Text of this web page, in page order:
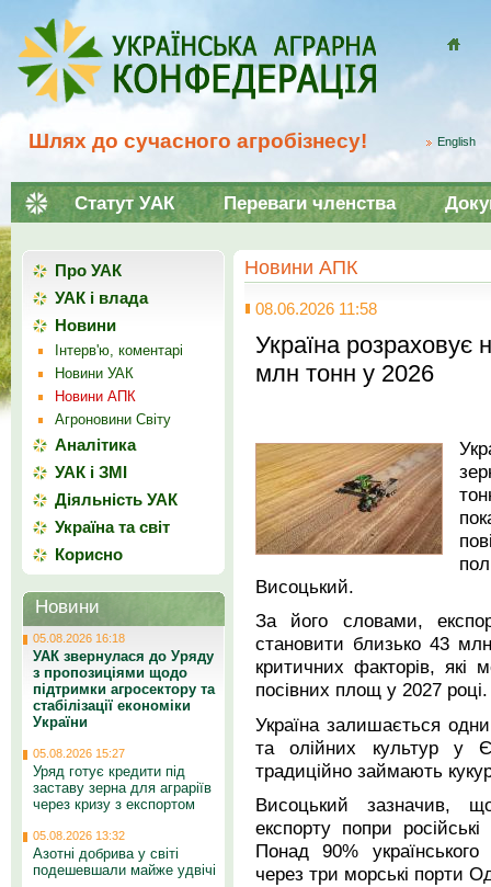
Шлях до сучасного агробізнесу! English
Статут УАК Переваги членства
Новини АПК
08.06.2026 11:58
Україна розраховує
млн тонн у 2026
Висоцький.
За його словами,
становити близько 43
критичних факторів, які
посівних площ у 2027 році.
Україна залишається
та олійних культур у
традиційно займають
Висоцький зазначив,
експорту попри
Понад 90% українського
через три морські порти
Про УАК
УАК і влада
Новини
Інтерв'ю, коментарі
Новини УАК
Новини АПК
Агроновини Світу
Аналітика
УАК і ЗМІ
Діяльність УАК
Україна та світ
Корисно
Новини
05.08.2026 16:18
УАК звернулася до Уряду
з пропозиціями щодо
підтримки агросектору та
стабілізації економіки
України
05.08.2026 15:27
Уряд готує кредити під
заставу зерна для аграріїв
через кризу з експортом
05.08.2026 13:32
Азотні добрива у світі
подешевшали майже удвічі